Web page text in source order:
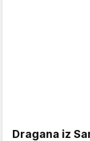
Dragana iz